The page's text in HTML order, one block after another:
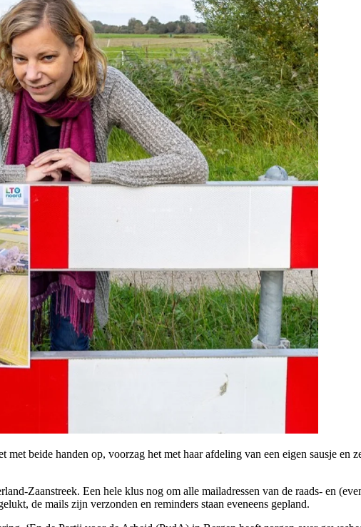
beide handen op, voorzag het met haar afdeling van een eigen sausje en
Zaanstreek. Een hele klus nog om alle mailadressen van de raads- en
de mails zijn verzonden en reminders staan eveneens gepland.